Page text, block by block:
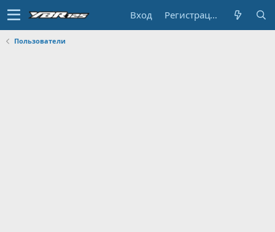
Вход Регистрация
Пользователи